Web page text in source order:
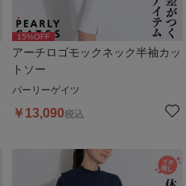
15%OFF
アーチロゴモックネック半袖カッ
トソー
パーリーゲイツ
￥ 13,090税込